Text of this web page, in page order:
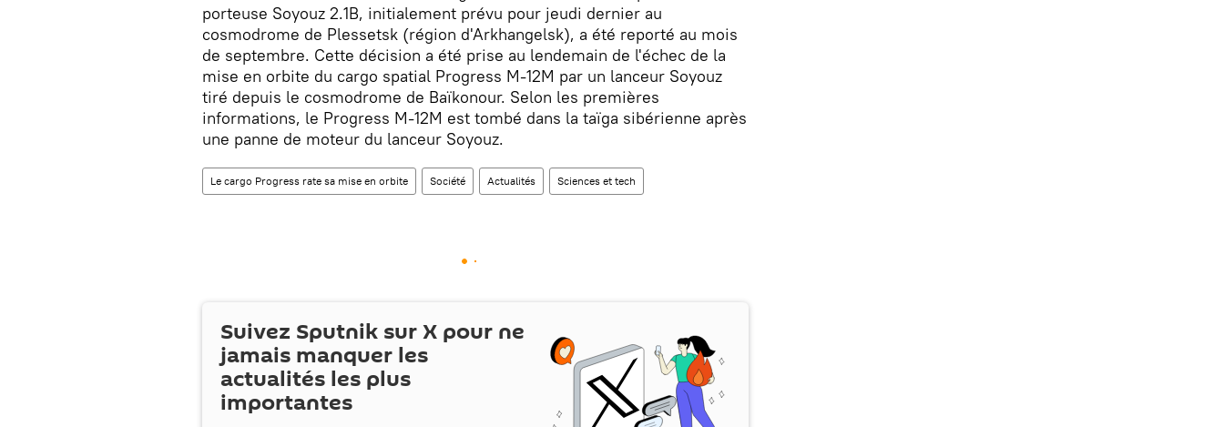
porteuse Soyouz 2.1B, initialement prévu pour jeudi dernier au
cosmodrome de Plessetsk (région d'Arkhangelsk), a été reporté au mois
de septembre. Cette décision a été prise au lendemain de l'échec de la
mise en orbite du cargo spatial Progress M-12M par un lanceur Soyouz
tiré depuis le cosmodrome de Baïkonour. Selon les premières
informations, le Progress M-12M est tombé dans la taïga sibérienne après
une panne de moteur du lanceur Soyouz.
Le cargo Progress rate sa mise en orbite Société Actualités Sciences et tech
Suivez Sputnik surX pour ne
jamais manquer les
actualités les plus
importantes